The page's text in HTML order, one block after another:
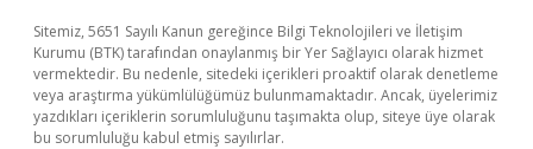
Sitemiz, 5651 Sayılı Kanun gereğince Bilgi Teknolojileri ve İletişim
Kurumu (BTK) tarafından onaylanmış bir Yer Sağlayıcı olarak hizmet
vermektedir. Bu nedenle, sitedeki içerikleri proaktif olarak denetleme
veya araştırma yükümlülüğümüz bulunmamaktadır. Ancak, üyelerimiz
yazdıkları içeriklerin sorumluluğunu taşımakta olup, siteye üye olarak
bu sorumluluğu kabul etmiş sayılırlar.